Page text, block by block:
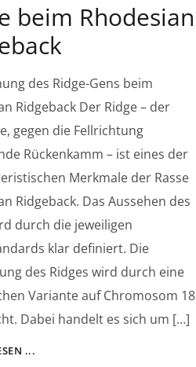
beim Rhodesian
des Ridge-Gens beim
Ridgeback Der Ridge – der
gegen die Fellrichtung
Rückenkamm – ist eines der
Merkmale der Rasse
Ridgeback. Das Aussehen des
durch die jeweiligen
klar definiert. Die
des Ridges wird durch eine
Variante auf Chromosom 18
Dabei handelt es sich um […]
...